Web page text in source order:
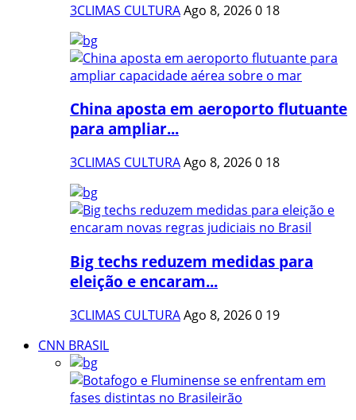
3CLIMAS CULTURAAgo 8, 20260 18
China aposta em aeroporto flutuante
para ampliar...
3CLIMAS CULTURAAgo 8, 20260 18
Big techs reduzem medidas para
eleição e encaram...
3CLIMAS CULTURAAgo 8, 20260 19
CNN BRASIL